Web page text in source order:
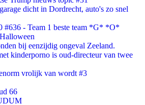
dicht in Dordrecht, auto's zo snel
#636 - Team 1 beste team *G* *O*
bij eenzijdig ongeval Zeeland.
kinderporno is oud-directeur van twee
vrolijk van wordt #3
66